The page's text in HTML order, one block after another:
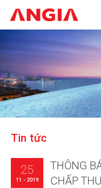
Tin tức
THÔNG
CHẤP
25
11 - 2019